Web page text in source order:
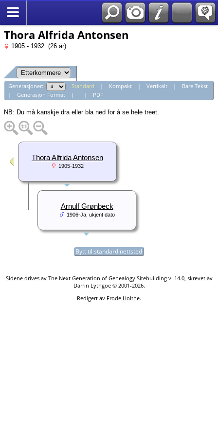
Thora Alfrida Antonsen
1905 - 1932 (26 år)
Generasjoner: Standard | Kompakt| Vertikalt| Bare Tekst
| Generasjon Format| | PDF
NB: Du må kanskje dra eller bla ned for å se hele treet.
Thora Alfrida Antonsen
1905-1932
Arnulf Grønbeck
1906-Ja, ukjent dato
Bytt til standard nettsted
Sidene drives av The Next Generation of Genealogy Sitebuildingv. 14.0, skrevet av
Darrin Lythgoe © 2001-2026.
Redigert av Frode Holthe.